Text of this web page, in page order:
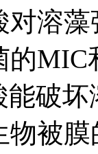
溶
MIC
能破
物被